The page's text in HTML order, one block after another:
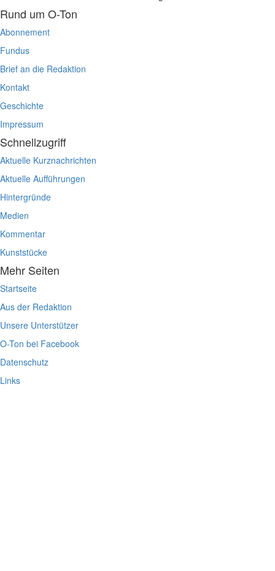
Rund um O-Ton
Abonnement
Fundus
Brief an die Redaktion
Kontakt
Geschichte
Impressum
Schnellzugriff
Aktuelle Kurznachrichten
Aktuelle Aufführungen
Hintergründe
Medien
Kommentar
Kunststücke
Mehr Seiten
Startseite
Aus der Redaktion
Unsere Unterstützer
O-Ton bei Facebook
Datenschutz
Links